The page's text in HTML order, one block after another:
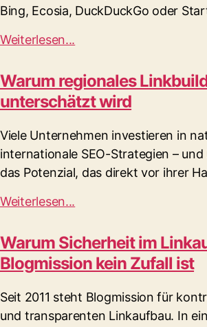
Bing, Ecosia, DuckDuckGo oder
Weiterlesen...
Warum regionales
unterschätzt wird
Viele Unternehmen investieren in
internationale SEO-Strategien –
das Potenzial, das direkt vor ihrer
Weiterlesen...
Warum Sicherheit im
Blogmission kein Zufall ist
Seit 2011 steht Blogmission für
und transparenten Linkaufbau. In